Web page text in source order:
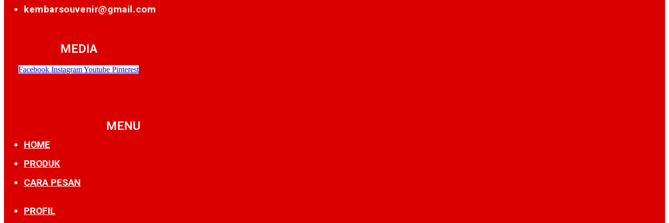
kembarsouvenir@gmail.com
MEDIA
Facebook Instagram Youtube Pinterest
MENU
HOME
PRODUK
CARA PESAN
PROFIL